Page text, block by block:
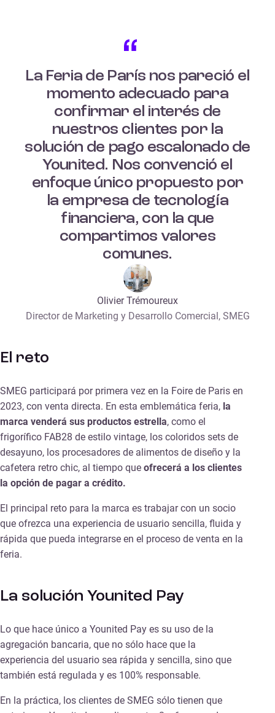
La Feria de París nos pareció el
momento adecuado para
confirmar el interés de
nuestros clientes por la
solución de pago escalonado de
Younited. Nos convenció el
enfoque único propuesto por
la empresa de tecnología
financiera, con la que
compartimos valores
comunes.
Olivier Trémoureux
Director de Marketing y Desarrollo Comercial, SMEG
El reto
SMEG participará por primera vez en la Foire de Paris en
2023, con venta directa. En esta emblemática feria, la
marca venderá sus productos estrella, como el
frigorífico FAB28 de estilo vintage, los coloridos sets de
desayuno, los procesadores de alimentos de diseño y la
cafetera retro chic, al tiempo que ofrecerá a los clientes
la opción de pagar a crédito.
El principal reto para la marca es trabajar con un socio
que ofrezca una experiencia de usuario sencilla, fluida y
rápida que pueda integrarse en el proceso de venta en la
feria.
La solución Younited Pay
Lo que hace único a Younited Pay es su uso de la
agregación bancaria, que no sólo hace que la
experiencia del usuario sea rápida y sencilla, sino que
también está regulada y es 100% responsable.
En la práctica, los clientes de SMEG sólo tienen que